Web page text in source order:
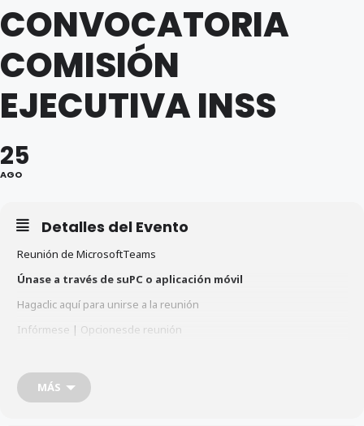
CONVOCATORIA
COMISIÓN
EJECUTIVA INSS
25
AGO
Detalles del Evento
Reunión de MicrosoftTeams
Únase a través de suPC o aplicación móvil
Hagaclic aquí para unirse a la reunión
Infórmese | Opcionesde reunión
Más información sobre Meet:
https://support.google.com/a/users/answer/9282720
MÁS